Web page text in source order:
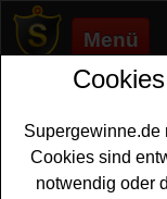
Menü
Supergewinne.de>
Anzeige:
Supergewinne.de
Cookies sind
notwendig oder